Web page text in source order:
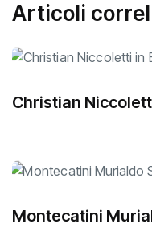
Articoli
Christian
Montecatini